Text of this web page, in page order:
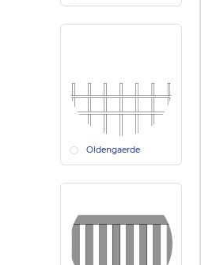
Oldengaerde